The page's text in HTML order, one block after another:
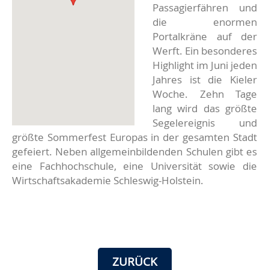
Passagierfähren und
die enormen
Portalkräne auf der
Werft. Ein besonderes
Highlight im Juni jeden
Jahres ist die Kieler
Woche. Zehn Tage
lang wird das größte
Segelereignis und
größte Sommerfest Europas in der gesamten Stadt
gefeiert. Neben allgemeinbildenden Schulen gibt es
eine Fachhochschule, eine Universität sowie die
Wirtschaftsakademie Schleswig-Holstein.
ZURÜCK